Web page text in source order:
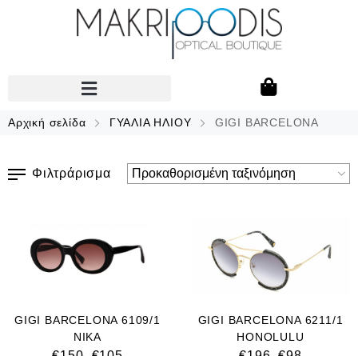
Αρχική σελίδα ΓΥΑΛΙΑ ΗΛΙΟΥ GIGI BARCELONA
Φιλτράρισμα
GIGI BARCELONA 6109/1
NIKA
GIGI BARCELONA 6211/1
HONOLULU